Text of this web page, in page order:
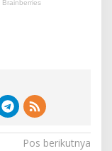
Pos berikutnya